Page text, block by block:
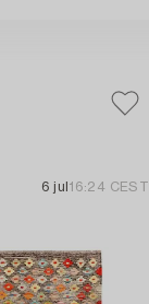
6 jul 16:24 CEST